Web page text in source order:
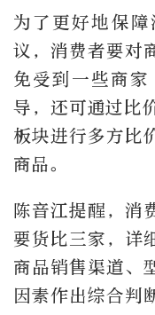
为了更好地保
议，消费者要对
免受到一些商
导，还可通过比
板块进行多方比
商品。
陈音江提醒，消
要货比三家，详
商品销售渠道、
因素作出综合判